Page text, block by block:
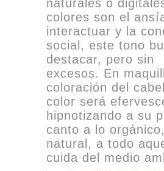
naturales o
colores son el
interactuar y la
social, este tono
destacar, pero sin
excesos. En
coloración del
color será
hipnotizando a su
canto a lo
natural, a todo
cuida del medio